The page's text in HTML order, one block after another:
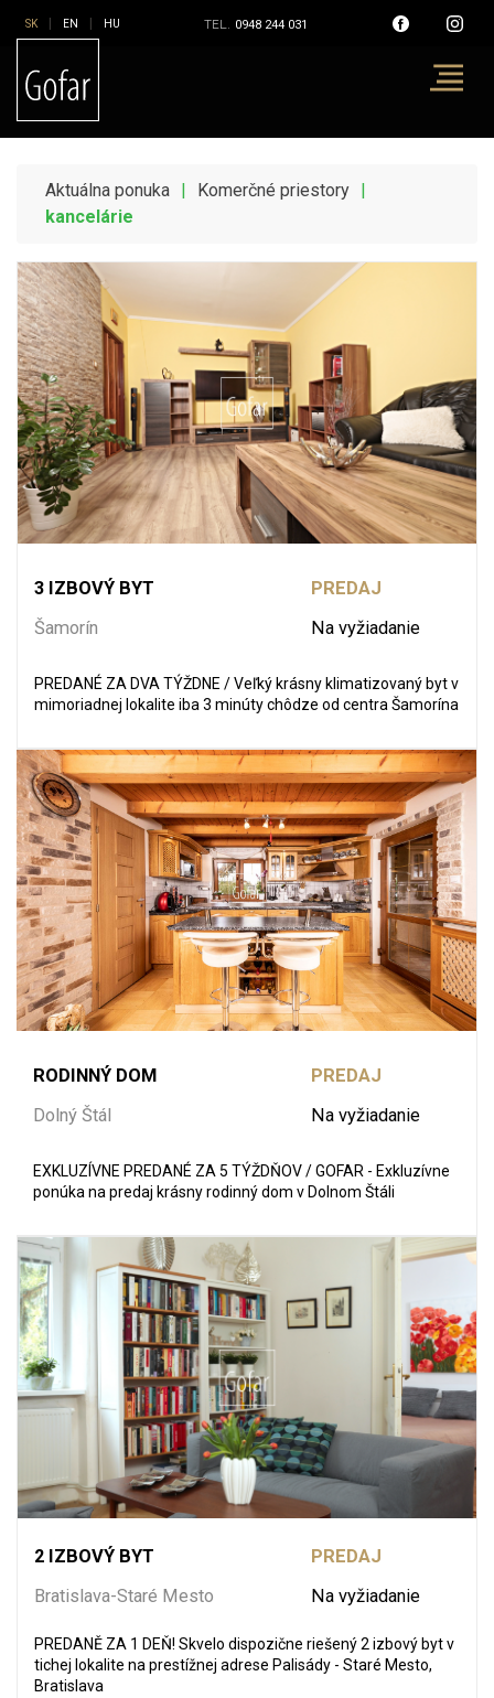
| | TEL. 0948 244 031
Aktuálna ponuka | Komerčné priestory |
kancelárie
3 IZBOVÝ BYT
Šamorín
PREDAJ
Na vyžiadanie
PREDANÉ ZA DVA TÝŽDNE / Veľký krásny klimatizovaný byt v
mimoriadnej lokalite iba 3 minúty chôdze od centra Šamorína
RODINNÝ DOM
Dolný Štál
PREDAJ
Na vyžiadanie
EXKLUZÍVNE PREDANÉ ZA 5 TÝŽDŇOV / GOFAR - Exkluzívne
ponúka na predaj krásny rodinný dom v Dolnom Štáli
2 IZBOVÝ BYT
Bratislava-Staré Mesto
PREDAJ
Na vyžiadanie
PREDANĚ ZA 1 DEŇ! Skvelo dispozične riešený 2 izbový byt v
tichej lokalite na prestížnej adrese Palisády - Staré Mesto,
Bratislava